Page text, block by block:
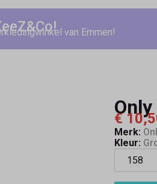
van Emmen!
€
Merk:
Kleur: